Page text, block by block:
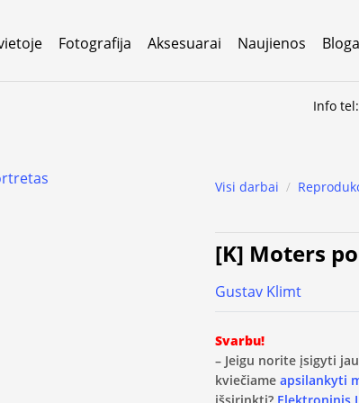
Fotografija Aksesuarai Naujienos
Info
Visi darbai /
[K] Moters
Gustav Klimt
Svarbu!
– Jeigu norite įsigyti
kviečiame apsilankyti